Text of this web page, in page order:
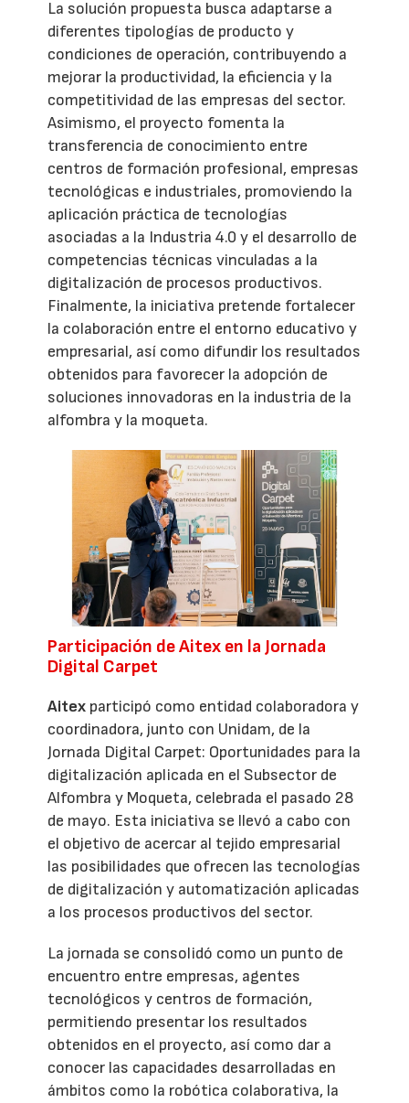
La solución propuesta busca adaptarse a
diferentes tipologías de producto y
condiciones de operación, contribuyendo a
mejorar la productividad, la eficiencia y la
competitividad de las empresas del sector.
Asimismo, el proyecto fomenta la
transferencia de conocimiento entre
centros de formación profesional, empresas
tecnológicas e industriales, promoviendo la
aplicación práctica de tecnologías
asociadas a la Industria 4.0 y el desarrollo de
competencias técnicas vinculadas a la
digitalización de procesos productivos.
Finalmente, la iniciativa pretende fortalecer
la colaboración entre el entorno educativo y
empresarial, así como difundir los resultados
obtenidos para favorecer la adopción de
soluciones innovadoras en la industria de la
alfombra y la moqueta.
Participación de Aitex en la Jornada
Digital Carpet
Aitex participó como entidad colaboradora y
coordinadora, junto con Unidam, de la
Jornada Digital Carpet: Oportunidades para la
digitalización aplicada en el Subsector de
Alfombra y Moqueta, celebrada el pasado 28
de mayo. Esta iniciativa se llevó a cabo con
el objetivo de acercar al tejido empresarial
las posibilidades que ofrecen las tecnologías
de digitalización y automatización aplicadas
a los procesos productivos del sector.
La jornada se consolidó como un punto de
encuentro entre empresas, agentes
tecnológicos y centros de formación,
permitiendo presentar los resultados
obtenidos en el proyecto, así como dar a
conocer las capacidades desarrolladas en
ámbitos como la robótica colaborativa, la